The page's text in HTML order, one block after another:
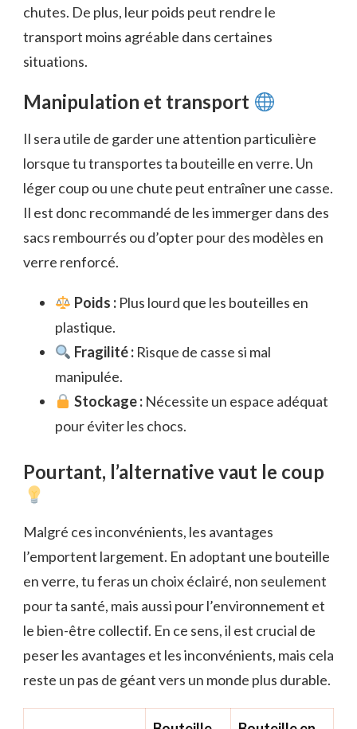
chutes. De plus, leur poids peut rendre le
transport moins agréable dans certaines
situations.
Manipulation et transport
Il sera utile de garder une attention particulière
lorsque tu transportes ta bouteille en verre. Un
léger coup ou une chute peut entraîner une casse.
Il est donc recommandé de les immerger dans des
sacs rembourrés ou d’opter pour des modèles en
verre renforcé.
Poids :Plus lourd que les bouteilles en
plastique.
Fragilité :Risque de casse si mal
manipulée.
Stockage :Nécessite un espace adéquat
pour éviter les chocs.
Pourtant, l’alternative vaut le coup
Malgré ces inconvénients, les avantages
l’emportent largement. En adoptant une bouteille
en verre, tu feras un choix éclairé, non seulement
pour ta santé, mais aussi pour l’environnement et
le bien-être collectif. En ce sens, il est crucial de
peser les avantages et les inconvénients, mais cela
reste un pas de géant vers un monde plus durable.